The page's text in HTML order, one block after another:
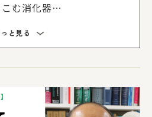
む消化器
らだを動かす脳
長
と見る